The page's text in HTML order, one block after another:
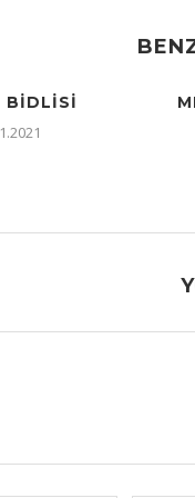
BIDLISI